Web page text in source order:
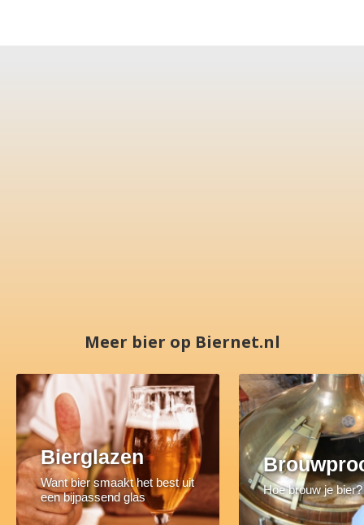
Meer bier op Biernet.nl
Bierglazen
Want bier smaakt het best uit
een bijpassend glas
Hoe brouw je bier?